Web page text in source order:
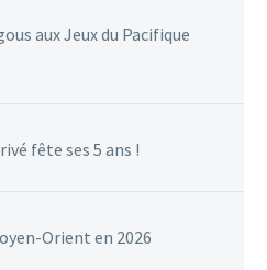
aux Jeux du Pacifique
fête ses 5 ans !
Orient en 2026